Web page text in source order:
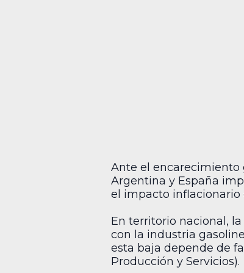
Ante el encarecimiento
Argentina y España
el impacto inflacionario
En territorio nacional,
con la industria
esta baja depende de
Producción y Servicios).